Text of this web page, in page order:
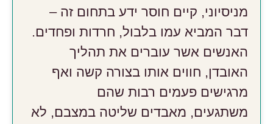
מניסיוני, קיים חוסר ידע בתחום זה –
דבר המביא עמו בלבול, חרדות ופחדים.
האנשים אשר עוברים את תהליך
האובדן, חווים אותו בצורה קשה ואף
מרגישים פעמים רבות שהם
משתגעים, מאבדים שליטה במצבם, לא